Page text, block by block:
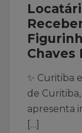
Chaves
✨ Curitiba
de
apresenta
[…]